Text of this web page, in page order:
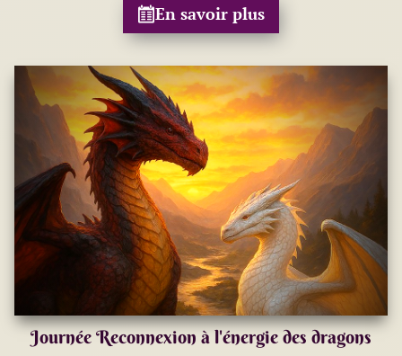
En savoir plus
Journée Reconnexion à l'énergie des dragons